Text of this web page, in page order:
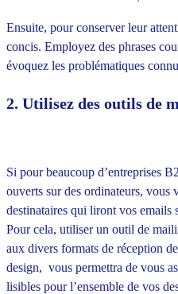
Ensuite, pour conserver leur
concis. Employez des phrases
évoquez les problématiques
2. Utilisez des outils de
Si pour beaucoup d’entreprises
ouverts sur des ordinateurs, vous
destinataires qui liront vos emails
Pour cela, utiliser un outil de
aux divers formats de réception
design, vous permettra de vous
lisibles pour l’ensemble de vos